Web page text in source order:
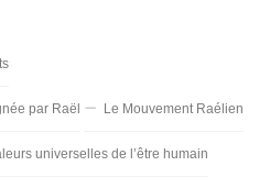
par Raël Le Mouvement Raélien
universelles de l’être humain